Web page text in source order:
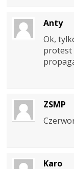
Anty
Ok,
protest
ZSMP
Karo